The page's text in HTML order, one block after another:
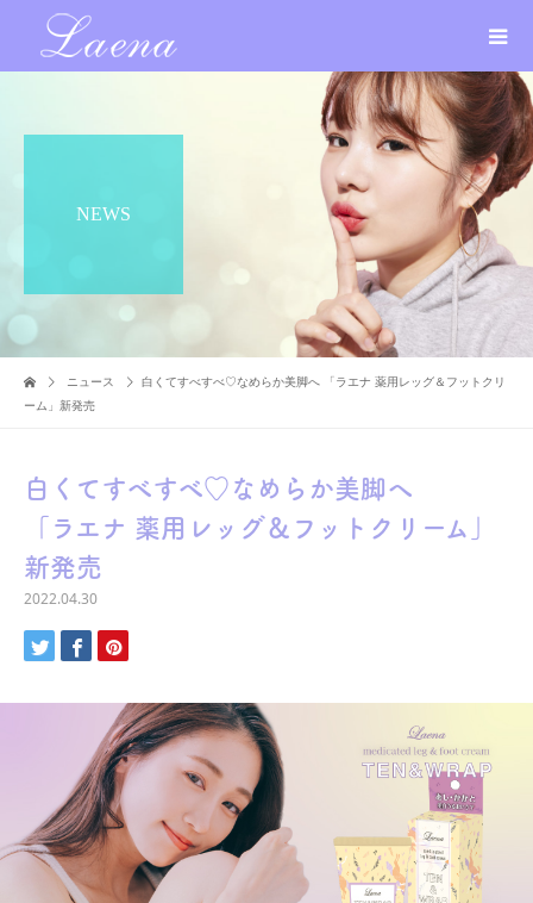
NEWS
ニュース
白くてすべすべ♡なめらか美脚へ 「ラエナ 薬用レッグ＆フットクリ
ーム」新発売
白くてすべすべ♡なめらか美脚へ
「ラエナ 薬用レッグ＆フットクリーム」
新発売
2022.04.30